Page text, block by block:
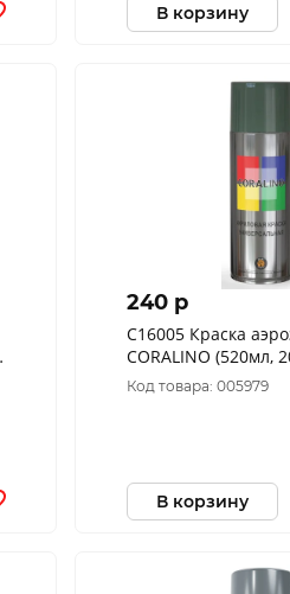
В корзину
240 p
C16005 Краска
CORALINO (520мл,
Зеленый мох
Код товара: 005979
В корзину